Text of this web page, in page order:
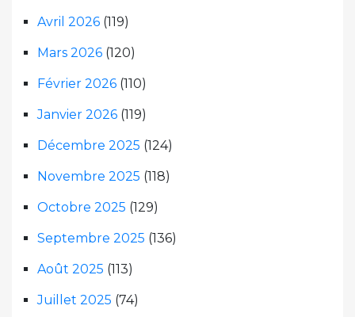
Avril 2026 (119)
Mars 2026 (120)
Février 2026 (110)
Janvier 2026 (119)
Décembre 2025 (124)
Novembre 2025 (118)
Octobre 2025 (129)
Septembre 2025 (136)
Août 2025 (113)
Juillet 2025 (74)